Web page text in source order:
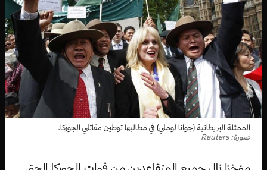
الممثلة البريطانية (جوانا لوملي) في مطالبها توطين مقاتلي الجوركا.
صورة: Reuters